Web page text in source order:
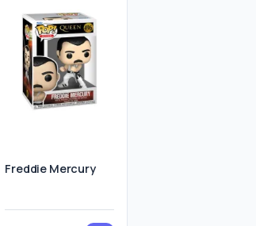
Freddie Mercury